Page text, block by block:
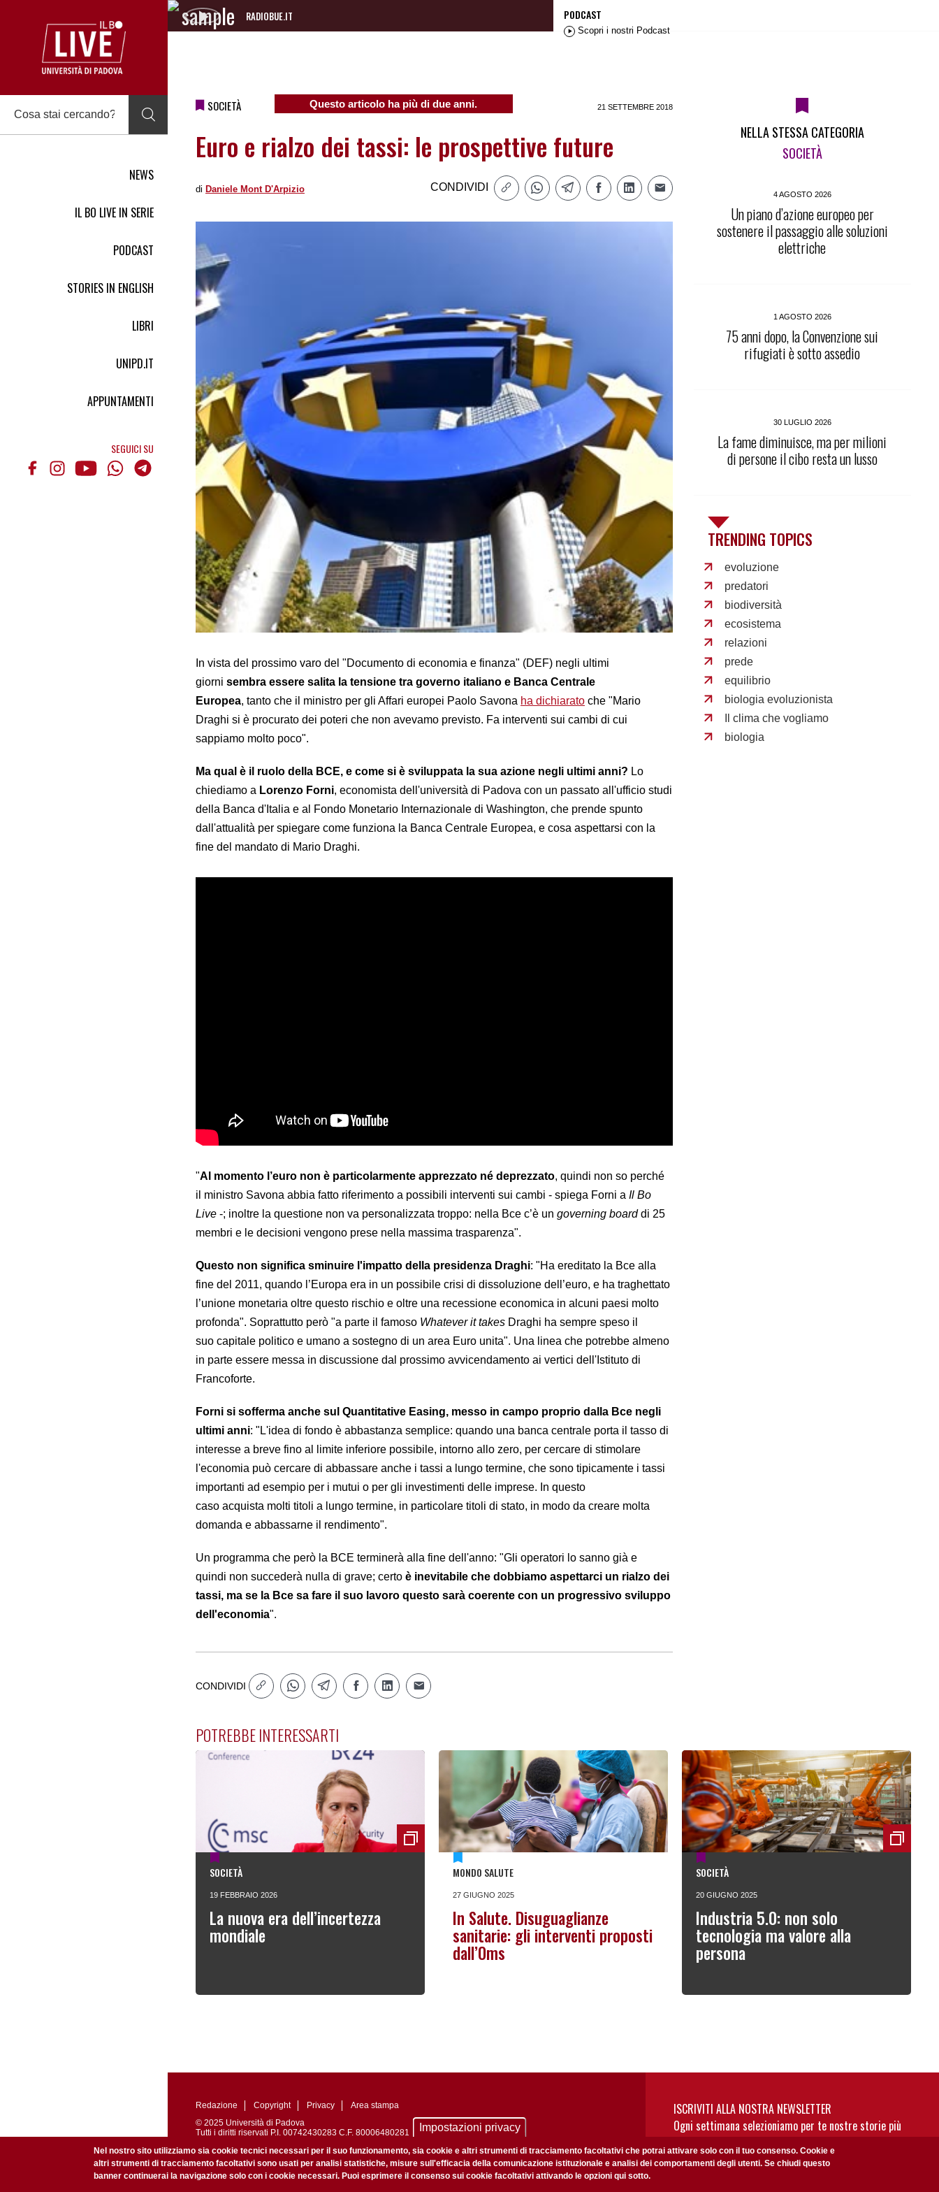
NEWS
IL BO LIVE IN SERIE
PODCAST
STORIES IN ENGLISH
LIBRI
UNIPD.IT
APPUNTAMENTI
SEGUICI SU
RADIOBUE.IT
Audio
PODCAST
Scopri i nostri Podcast
SOCIETÀ Questo articolo ha più di due anni. 21 SETTEMBRE 2018
Euro e rialzo dei tassi: le prospettive future
di Daniele Mont D'Arpizio CONDIVIDI
In vista del prossimo varo del "Documento di economia e finanza" (DEF) negli ultimi
giorni sembra essere salita la tensione tra governo italiano e Banca Centrale
Europea, tanto che il ministro per gli Affari europei Paolo Savona ha dichiarato che "Mario
Draghi si è procurato dei poteri che non avevamo previsto. Fa interventi sui cambi di cui
sappiamo molto poco".
Ma qual è il ruolo della BCE, e come si è sviluppata la sua azione negli ultimi anni? Lo
chiediamo a Lorenzo Forni, economista dell'università di Padova con un passato all'ufficio studi
della Banca d'Italia e al Fondo Monetario Internazionale di Washington, che prende spunto
dall'attualità per spiegare come funziona la Banca Centrale Europea, e cosa aspettarsi con la
fine del mandato di Mario Draghi.
"Al momento l’euro non è particolarmente apprezzato né deprezzato, quindi non so perché
il ministro Savona abbia fatto riferimento a possibili interventi sui cambi - spiega Forni a Il Bo
Live -; inoltre la questione non va personalizzata troppo: nella Bce c’è un governing boarddi 25
membri e le decisioni vengono prese nella massima trasparenza".
Questo non significa sminuire l'impatto della presidenza Draghi: "Ha ereditato la Bce alla
fine del 2011, quando l’Europa era in un possibile crisi di dissoluzione dell’euro, e ha traghettato
l’unione monetaria oltre questo rischio e oltre una recessione economica in alcuni paesi molto
profonda". Soprattutto però "a parte il famoso Whatever it takes Draghi ha sempre speso il
suo capitale politico e umano a sostegno di un area Euro unita". Una linea che potrebbe almeno
in parte essere messa in discussione dal prossimo avvicendamento ai vertici dell'Istituto di
Francoforte.
Forni si sofferma anche sul Quantitative Easing, messo in campo proprio dalla Bce negli
ultimi anni: "L'idea di fondo è abbastanza semplice: quando una banca centrale porta il tasso di
interesse a breve fino al limite inferiore possibile, intorno allo zero, per cercare di stimolare
l'economia può cercare di abbassare anche i tassi a lungo termine, che sono tipicamente i tassi
importanti ad esempio per i mutui o per gli investimenti delle imprese. In questo
caso acquista molti titoli a lungo termine, in particolare titoli di stato, in modo da creare molta
domanda e abbassarne il rendimento".
Un programma che però la BCE terminerà alla fine dell'anno: "Gli operatori lo sanno già e
quindi non succederà nulla di grave; certo è inevitabile che dobbiamo aspettarci un rialzo dei
tassi, ma se la Bce sa fare il suo lavoro questo sarà coerente con un progressivo sviluppo
dell'economia".
CONDIVIDI
NELLA STESSA CATEGORIA
SOCIETÀ
4 AGOSTO 2026
Un piano d’azione europeo per
sostenere il passaggio alle soluzioni
elettriche
1 AGOSTO 2026
75 anni dopo, la Convenzione sui
rifugiati è sotto assedio
30 LUGLIO 2026
La fame diminuisce, ma per milioni
di persone il cibo resta un lusso
TRENDING TOPICS
evoluzione
predatori
biodiversità
ecosistema
relazioni
prede
equilibrio
biologia evoluzionista
Il clima che vogliamo
biologia
POTREBBE INTERESSARTI
SOCIETÀ
19 FEBBRAIO 2026
La nuova era dell’incertezza
mondiale
MONDO SALUTE
27 GIUGNO 2025
In Salute. Disuguaglianze
sanitarie: gli interventi proposti
dall’Oms
SOCIETÀ
20 GIUGNO 2025
Industria 5.0: non solo
tecnologia ma valore alla
persona
ISCRIVITI ALLA NOSTRA NEWSLETTER
Ogni settimana selezioniamo per te nostre storie più
rilevanti: non perderti gli aggiornamenti della nostra
newsletter
Redazione Copyright Privacy
Area stampa
© 2025 Università di Padova
Tutti i diritti riservati P.I. 00742430283 C.F. 80006480281
Impostazioni privacy
Nel nostro sito utilizziamo sia cookie tecnici necessari per il suo funzionamento, sia cookie e altri strumenti di tracciamento facoltativi che potrai attivare solo con il tuo consenso. Cookie e
altri strumenti di tracciamento facoltativi sono usati per analisi statistiche, misure sull'efficacia della comunicazione istituzionale e analisi dei comportamenti degli utenti. Se chiudi questo
banner continuerai la navigazione solo con i cookie necessari. Puoi esprimere il consenso sui cookie facoltativi attivando le opzioni qui sotto.